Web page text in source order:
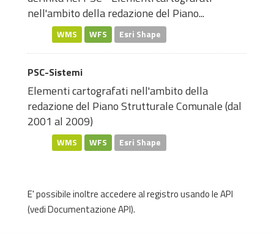
nell'ambito della redazione del Piano...
WMS WFS Esri Shape
PSC-Sistemi
Elementi cartografati nell'ambito della
redazione del Piano Strutturale Comunale (dal
2001 al 2009)
WMS WFS Esri Shape
E' possibile inoltre accedere al registro usando leAPI
(vediDocumentazione API).